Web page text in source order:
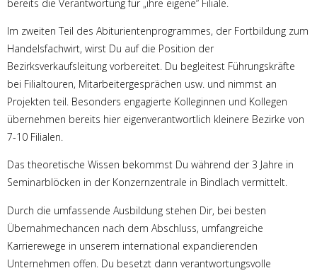
bereits die Verantwortung für „ihre eigene“ Filiale.
Im zweiten Teil des Abiturientenprogrammes, der Fortbildung zum
Handelsfachwirt, wirst Du auf die Position der
Bezirksverkaufsleitung vorbereitet. Du begleitest Führungskräfte
bei Filialtouren, Mitarbeitergesprächen usw. und nimmst an
Projekten teil. Besonders engagierte Kolleginnen und Kollegen
übernehmen bereits hier eigenverantwortlich kleinere Bezirke von
7-10 Filialen.
Das theoretische Wissen bekommst Du während der 3 Jahre in
Seminarblöcken in der Konzernzentrale in Bindlach vermittelt.
Durch die umfassende Ausbildung stehen Dir, bei besten
Übernahmechancen nach dem Abschluss, umfangreiche
Karrierewege in unserem international expandierenden
Unternehmen offen. Du besetzt dann verantwortungsvolle